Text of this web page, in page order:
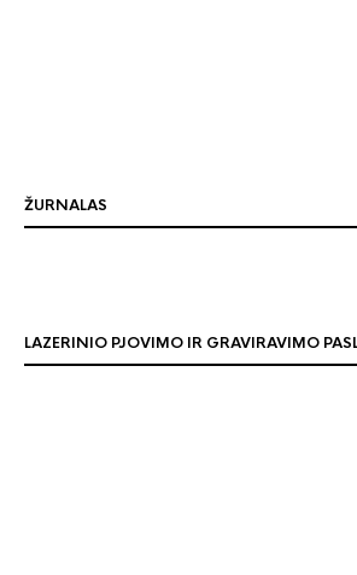
ŽURNALAS
LAZERINIO PJOVIMO IR GRAVIRAVIMO